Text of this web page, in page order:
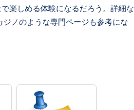
楽しめる体験になるだろう。詳細な
ジノのような専門ページも参考にな